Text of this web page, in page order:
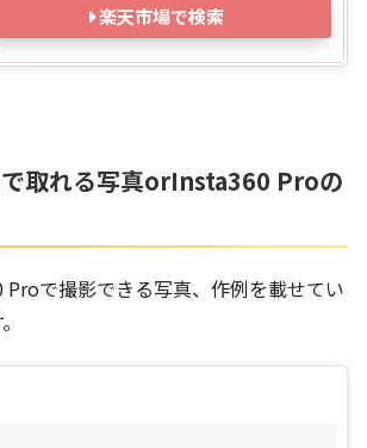
楽天市場で検索
取れる写真orInsta360 Proの
Proで撮影できる写真、作例を載せてい